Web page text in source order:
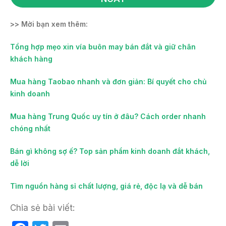
>> Mời bạn xem thêm:
Tổng hợp mẹo xin vía buôn may bán đắt và giữ chân
khách hàng
Mua hàng Taobao nhanh và đơn giản: Bí quyết cho chủ
kinh doanh
Mua hàng Trung Quốc uy tín ở đâu? Cách order nhanh
chóng nhất
Bán gì không sợ ế? Top sản phẩm kinh doanh đắt khách,
dễ lời
Tìm nguồn hàng sỉ chất lượng, giá rẻ, độc lạ và dễ bán
Chia sẻ bài viết: